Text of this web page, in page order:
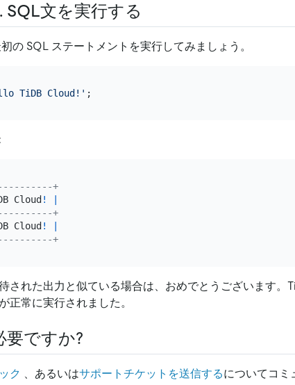
SQL文を実行する
の SQL ステートメントを実行してみましょう。
TiDB Cloud!'
+
Cloud !
+
Cloud !
+
された出力と似ている場合は、おめでとうございます。
正常に実行されました。
要ですか?
ク 、あるいはサポートチケットを送信するについてコミ